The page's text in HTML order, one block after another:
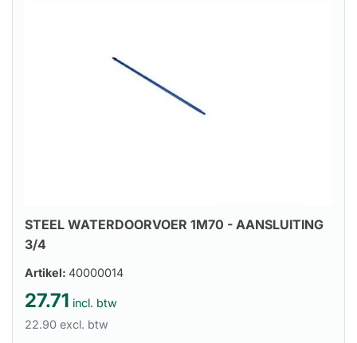
STEEL WATERDOORVOER 1M70 - AANSLUITING
3/4
Artikel: 40000014
27.71 incl. btw
22.90 excl. btw